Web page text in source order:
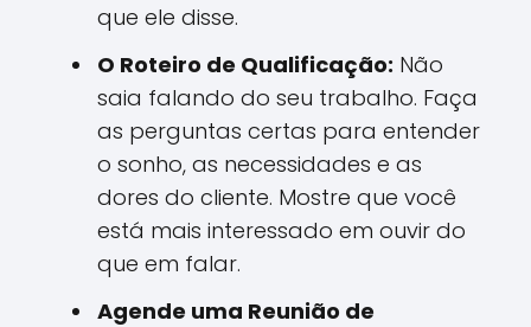
que ele disse.
O Roteiro de Qualificação: Não
saia falando do seu trabalho. Faça
as perguntas certas para entender
o sonho, as necessidades e as
dores do cliente. Mostre que você
está mais interessado em ouvir do
que em falar.
Agende uma Reunião de